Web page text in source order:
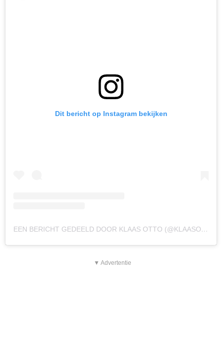
Dit bericht op Instagram bekijken
EEN BERICHT GEDEELD DOOR KLAAS OTTO (@KLAASOTTOBOZ)
▼ Advertentie